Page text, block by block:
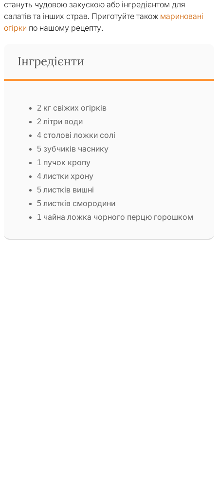
стануть чудовою закускою або інгредієнтом для
салатів та інших страв. Приготуйте також мариновані
огірки по нашому рецепту.
Інгредієнти
2 кг свіжих огірків
2 літри води
4 столові ложки солі
5 зубчиків часнику
1 пучок кропу
4 листки хрону
5 листків вишні
5 листків смородини
1 чайна ложка чорного перцю горошком